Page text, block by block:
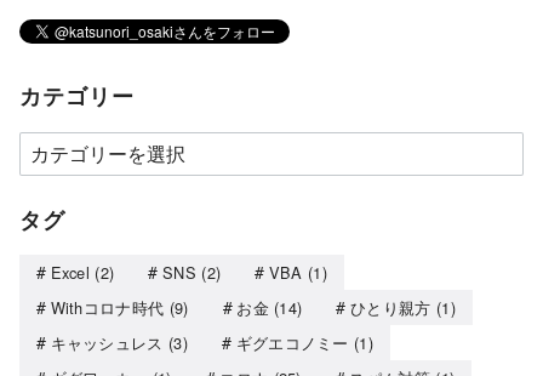
カテゴリー
タグ
Excel (2) SNS (2) VBA (1)
Withコロナ時代 (9) お金(14) ひとり親方 (1)
キャッシュレス (3) ギグエコノミー (1)